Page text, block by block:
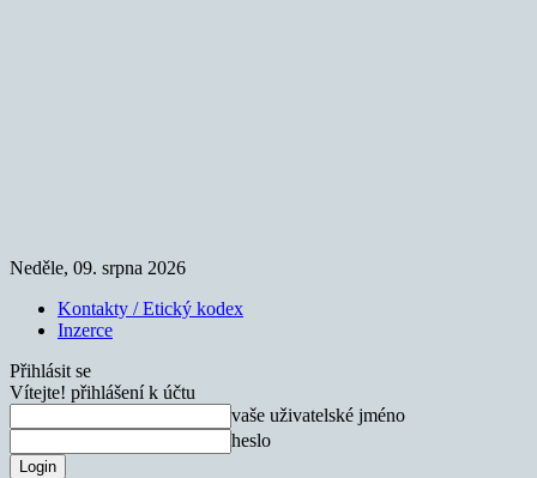
Neděle, 09. srpna 2026
Kontakty / Etický kodex
Inzerce
Přihlásit se
Vítejte! přihlášení k účtu
vaše uživatelské jméno
heslo